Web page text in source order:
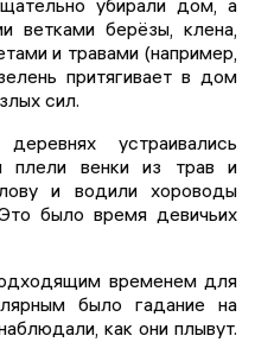
убирали дом, а
ветками берёзы, клена,
и травами (например,
притягивает в дом
сил.
устраивались
плели венки из трав и
и водили хороводы
было время девичьих
временем для
было гадание на
как они плывут.